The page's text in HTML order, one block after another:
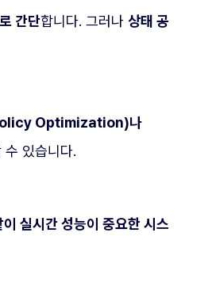
간단합니다. 그러나 상태 공
Optimization)나
수 있습니다.
실시간 성능이 중요한 시스